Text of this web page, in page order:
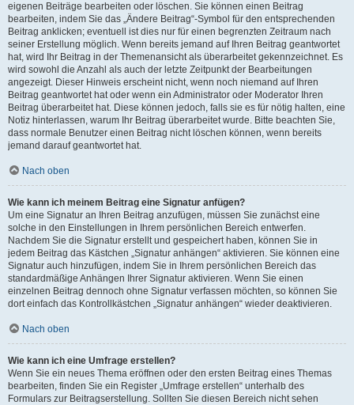
eigenen Beiträge bearbeiten oder löschen. Sie können einen Beitrag
bearbeiten, indem Sie das „Ändere Beitrag“-Symbol für den entsprechenden
Beitrag anklicken; eventuell ist dies nur für einen begrenzten Zeitraum nach
seiner Erstellung möglich. Wenn bereits jemand auf Ihren Beitrag geantwortet
hat, wird Ihr Beitrag in der Themenansicht als überarbeitet gekennzeichnet. Es
wird sowohl die Anzahl als auch der letzte Zeitpunkt der Bearbeitungen
angezeigt. Dieser Hinweis erscheint nicht, wenn noch niemand auf Ihren
Beitrag geantwortet hat oder wenn ein Administrator oder Moderator Ihren
Beitrag überarbeitet hat. Diese können jedoch, falls sie es für nötig halten, eine
Notiz hinterlassen, warum Ihr Beitrag überarbeitet wurde. Bitte beachten Sie,
dass normale Benutzer einen Beitrag nicht löschen können, wenn bereits
jemand darauf geantwortet hat.
Nach oben
Wie kann ich meinem Beitrag eine Signatur anfügen?
Um eine Signatur an Ihren Beitrag anzufügen, müssen Sie zunächst eine
solche in den Einstellungen in Ihrem persönlichen Bereich entwerfen.
Nachdem Sie die Signatur erstellt und gespeichert haben, können Sie in
jedem Beitrag das Kästchen „Signatur anhängen“ aktivieren. Sie können eine
Signatur auch hinzufügen, indem Sie in Ihrem persönlichen Bereich das
standardmäßige Anhängen Ihrer Signatur aktivieren. Wenn Sie einen
einzelnen Beitrag dennoch ohne Signatur verfassen möchten, so können Sie
dort einfach das Kontrollkästchen „Signatur anhängen“ wieder deaktivieren.
Nach oben
Wie kann ich eine Umfrage erstellen?
Wenn Sie ein neues Thema eröffnen oder den ersten Beitrag eines Themas
bearbeiten, finden Sie ein Register „Umfrage erstellen“ unterhalb des
Formulars zur Beitragserstellung. Sollten Sie diesen Bereich nicht sehen